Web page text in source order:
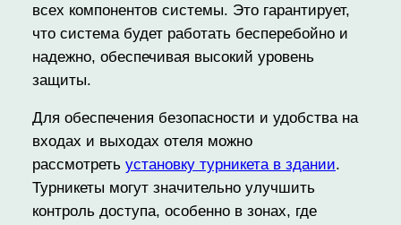
всех компонентов системы. Это гарантирует,
что система будет работать бесперебойно и
надежно, обеспечивая высокий уровень
защиты.
Для обеспечения безопасности и удобства на
входах и выходах отеля можно
рассмотреть установку турникета в здании.
Турникеты могут значительно улучшить
контроль доступа, особенно в зонах, где